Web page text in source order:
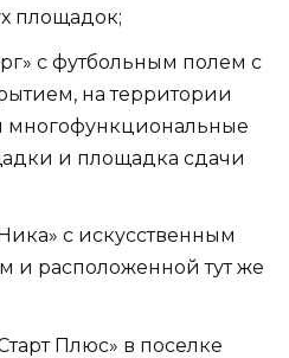
площадок;
с футбольным полем с
на территории
многофункциональные
и площадка сдачи
с искусственным
и расположенной тут же
Плюс» в поселке